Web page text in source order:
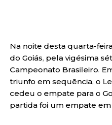
Na noite desta quarta-
do Goiás, pela vigésima
Campeonato Brasileiro.
triunfo em sequência, o
cedeu o empate para o
partida foi um empate em